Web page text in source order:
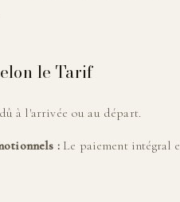
le Tarif
à l'arrivée ou au départ.
:Le paiement intégral